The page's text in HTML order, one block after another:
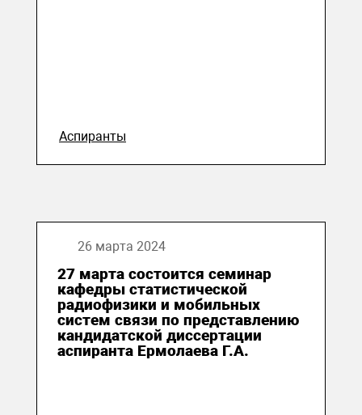
Аспиранты
26 марта 2024
27 марта состоится семинар
кафедры статистической
радиофизики и мобильных
систем связи по представлению
кандидатской диссертации
аспиранта Ермолаева Г.А.